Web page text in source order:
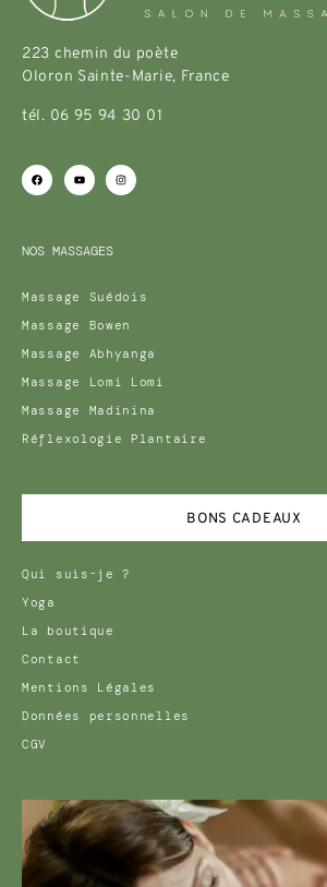
223 chemin du poète
Oloron Sainte-Marie, France
tél. 06 95 94 30 01
NOS MASSAGES
Massage Suédois
Massage Bowen
Massage Abhyanga
Massage Lomi Lomi
Massage Madinina
Réflexologie Plantaire
BONS CADEAUX
Qui suis-je ?
Yoga
La boutique
Contact
Mentions Légales
Données personnelles
CGV